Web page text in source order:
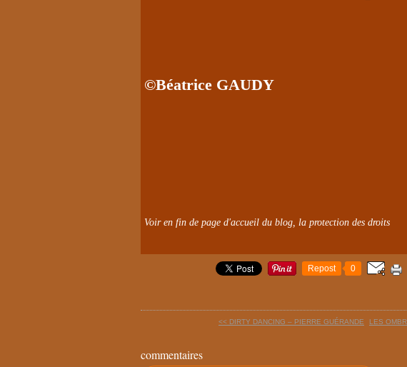
©Béatrice GAUDY
Voir en fin de page d'accueil du blog, la protection des droits
Repost 0
<< DIRTY DANCING – PIERRE GUÉRANDE LES
commentaires